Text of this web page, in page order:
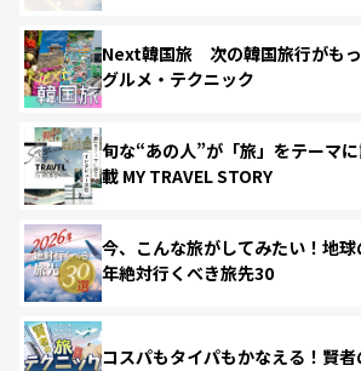
Next韓国旅 次の韓国旅行がもっ
グルメ・テクニック
旬な“あの人”が「旅」をテーマ
載 MY TRAVEL STORY
今、こんな旅がしてみたい！地
年絶対行くべき旅先30
コスパもタイパもかなえる！賢